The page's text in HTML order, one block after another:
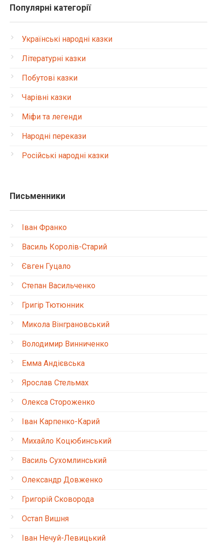
Популярні категорії
Українські народні казки
Літературні казки
Побутові казки
Чарівні казки
Міфи та легенди
Народні перекази
Російські народні казки
Письменники
Іван Франко
Василь Королів-Старий
Євген Гуцало
Степан Васильченко
Григір Тютюнник
Микола Вінграновський
Володимир Винниченко
Емма Андієвська
Ярослав Стельмах
Олекса Стороженко
Іван Карпенко-Карий
Михайло Коцюбинський
Василь Сухомлинський
Олександр Довженко
Григорій Сковорода
Остап Вишня
Іван Нечуй-Левицький